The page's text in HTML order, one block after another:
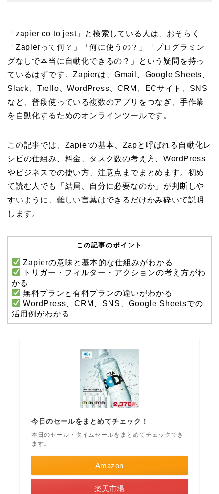
「zapier co to jest」と検索している人は、おそらく
「Zapierって何？」「何に使うの？」「プログラミン
グなしで本当に自動化できるの？」という疑問を持っ
ているはずです。Zapierは、Gmail、Google Sheets、
Slack、Trello、WordPress、CRM、ECサイト、SNS
など、普段使っている複数のアプリをつなぎ、手作業
を自動化するためのオンラインツールです。
この記事では、Zapierの基本、Zapと呼ばれる自動化レ
シピの仕組み、料金、タスク数の考え方、WordPress
やビジネスでの使い方、注意点までまとめます。初め
て読む人でも「結局、自分に必要なのか」が判断しや
すいように、難しい言葉はできるだけかみ砕いて説明
します。
この記事のポイント
Zapierの意味と基本的な仕組みがわかる
トリガー・フィルター・アクションの考え方がわ
かる
無料プランと有料プランの違いがわかる
WordPress、CRM、SNS、Google Sheetsでの
活用例がわかる
今日のセールをまとめてチェック！
本日のセール・タイムセールをまとめてチェックでき
ます。
Amazon
楽天市場